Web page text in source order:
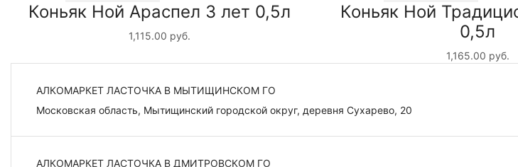
Коньяк Ной Араспел 3 лет 0,5л
1,115.00 руб.
Коньяк Ной
0,5л
1,165.00 руб.
АЛКОМАРКЕТ ЛАСТОЧКА В МЫТИЩИНСКОМ ГО
Московская область, Мытищинский городской округ, деревня Сухарево, 20
АЛКОМАРКЕТ ЛАСТОЧКА В ДМИТРОВСКОМ ГО